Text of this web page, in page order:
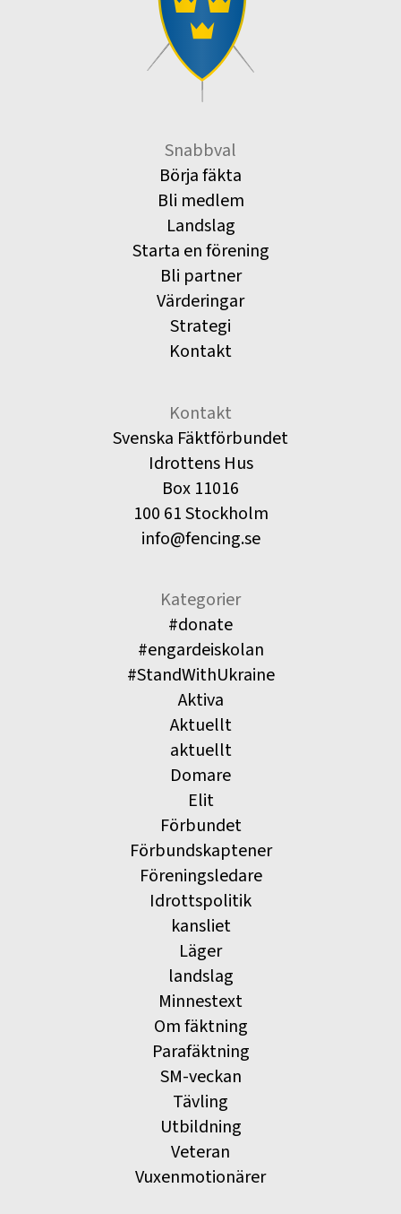
Snabbval
Börja fäkta
Bli medlem
Landslag
Starta en förening
Bli partner
Värderingar
Strategi
Kontakt
Kontakt
Svenska Fäktförbundet
Idrottens Hus
Box 11016
100 61 Stockholm
info@fencing.se
Kategorier
#donate
#engardeiskolan
#StandWithUkraine
Aktiva
Aktuellt
aktuellt
Domare
Elit
Förbundet
Förbundskaptener
Föreningsledare
Idrottspolitik
kansliet
Läger
landslag
Minnestext
Om fäktning
Parafäktning
SM-veckan
Tävling
Utbildning
Veteran
Vuxenmotionärer